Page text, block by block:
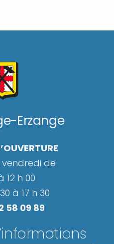
Erzange
de
12 h 00
à 17 h 30
58 09 89